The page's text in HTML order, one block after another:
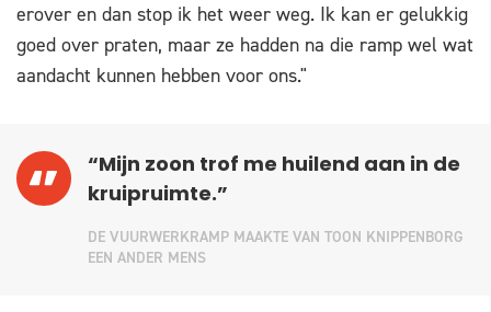
erover en dan stop ik het weer weg. Ik kan er gelukkig
goed over praten, maar ze hadden na die ramp wel wat
aandacht kunnen hebben voor ons."
“Mijn zoon trof me huilend aan in de
kruipruimte.”
DE VUURWERKRAMP MAAKTE VAN TOON KNIPPENBORG
EEN ANDER MENS